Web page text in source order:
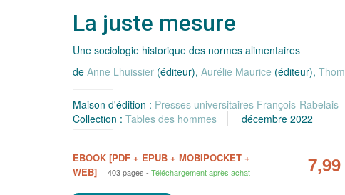
La juste mesure
Une sociologie historique des normes alimentaires
de Anne Lhuissier (éditeur), Aurélie Maurice (éditeur),
Maison d'édition : Presses universitaires François-Rabelais
Collection : Tables des hommes décembre 2022
EBOOK [PDF + EPUB + MOBIPOCKET +
WEB]
403 pages Téléchargement après achat